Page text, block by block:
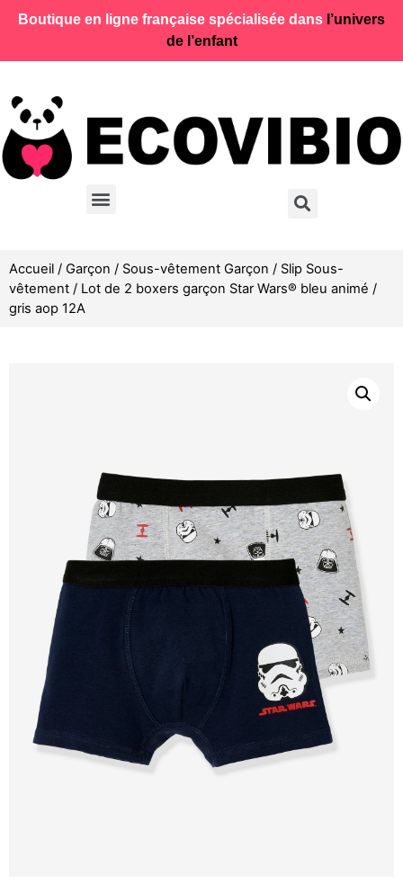
Boutique en ligne française spécialisée dans l’univers
de l’enfant
Accueil / Garçon / Sous-vêtement Garçon / Slip Sous-
vêtement / Lot de 2 boxers garçon Star Wars® bleu animé /
gris aop 12A